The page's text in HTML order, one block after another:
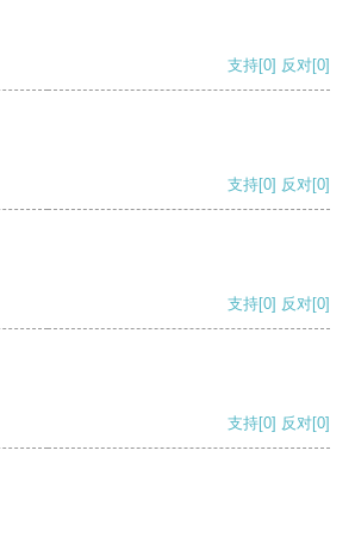
支持[0] 反对[0]
支持[0] 反对[0]
支持[0] 反对[0]
支持[0] 反对[0]